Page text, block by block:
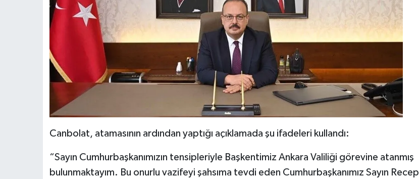
Canbolat, atamasının ardından yaptığı açıklamada şu ifadeleri kullandı:
“Sayın Cumhurbaşkanımızın tensipleriyle Başkentimiz Ankara Valiliği görevine atanmış
bulunmaktayım. Bu onurlu vazifeyi şahsıma tevdi eden Cumhurbaşkanımız Sayın Recep